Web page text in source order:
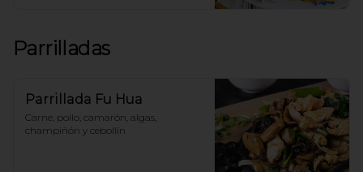
Parrilladas
Parrillada Fu Hua
Carne, pollo, camarón, algas,
champiñón y cebollín